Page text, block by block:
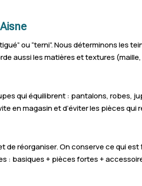
Montescourt-
ou “terni”. Nous déterminons
aussi les matières et textures
qui équilibrent : pantalons, robes,
en magasin et d’éviter les pièces qui
de réorganiser. On conserve ce qui
: basiques + pièces fortes +